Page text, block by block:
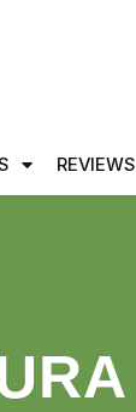
REVIEWS